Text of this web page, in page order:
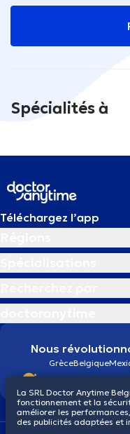
Spécialités à
Téléchargez l’app
Nous
GrèceBelgique
La SRL Doctor Anytime
fonctionnement et la
améliorer les
des publicités adaptées et